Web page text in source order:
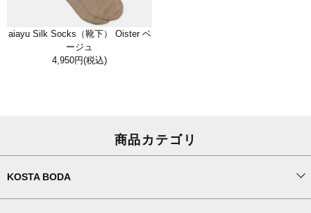
aiayu Silk Socks（靴下） Oister ベ
ージュ
4,950円(税込)
商品カテゴリ
KOSTA BODA